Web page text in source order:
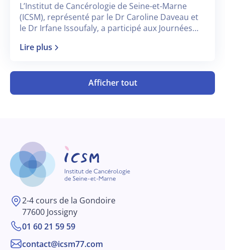
L’Institut de Cancérologie de Seine-et-Marne
(ICSM), représenté par le Dr Caroline Daveau et
le Dr Irfane Issoufaly, a participé aux Journées
Reims du 17 au 19 juin 2026.
Lire plus
Afficher tout
2-4 cours de la Gondoire
77600 Jossigny
01 60 21 59 59
contact@icsm77.com